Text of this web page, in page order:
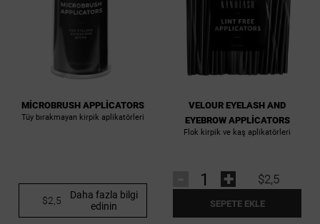
MICROBRUSH APPLICATORS
Tüy bırakmayan kirpik aplikatörleri
$2,5
Daha fazla bilgi
edinin
VELOUR EYELASH AND
EYEBROW APPLICATORS
Flok kirpik ve kaş aplikatörleri
$2,5
+
SEPETE EKLE